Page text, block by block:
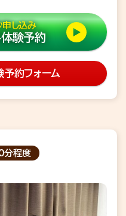
し込み
験予約
約フォーム
分程度